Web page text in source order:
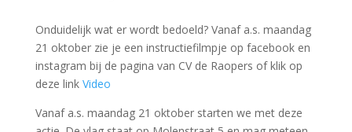
Onduidelijk wat er wordt bedoeld? Vanaf a.s. maandag
21 oktober zie je een instructiefilmpje op facebook en
instagram bij de pagina van CV de Raopers of klik op
deze linkVideo
Vanaf a.s. maandag 21 oktober starten we met deze